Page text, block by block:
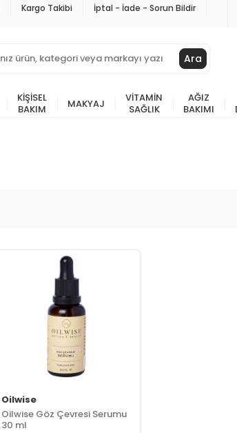
Kargo Takibi İptal - İade - Sorun Bildir
Ara
KIŞISEL
BAKIM
MAKYAJ
VITAMIN
SAĞLIK
AĞIZ
BAKIMI
Oilwise
Oilwise Göz Çevresi Serumu
30 ml